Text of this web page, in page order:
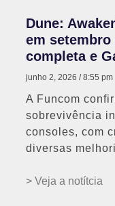
Dune:
em
completa e
junho 2, 2026 8:55 pm
A Funcom
sobrevivência
consoles, com
diversas
> Veja a notítcia